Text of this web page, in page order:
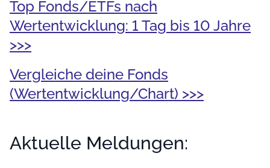
Top Fonds/ETFs nach
Wertentwicklung: 1 Tag bis 10 Jahre
>>>
Vergleiche deine Fonds
(Wertentwicklung/Chart) >>>
Aktuelle Meldungen: